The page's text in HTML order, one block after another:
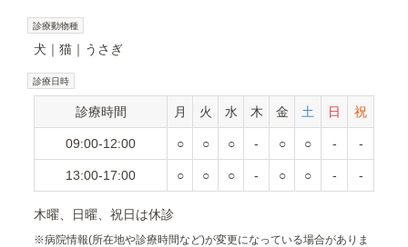
診療動物種
犬 猫 うさぎ
診療日時
診療時間 月 火 水 木 金 土 日 祝
09:00-12:00 ○ ○ ○ - ○ ○ - -
13:00-17:00 ○ ○ ○ - ○ ○ - -
木曜、日曜、祝日は休診
※病院情報(所在地や診療時間など)が変更になっている場合がありま